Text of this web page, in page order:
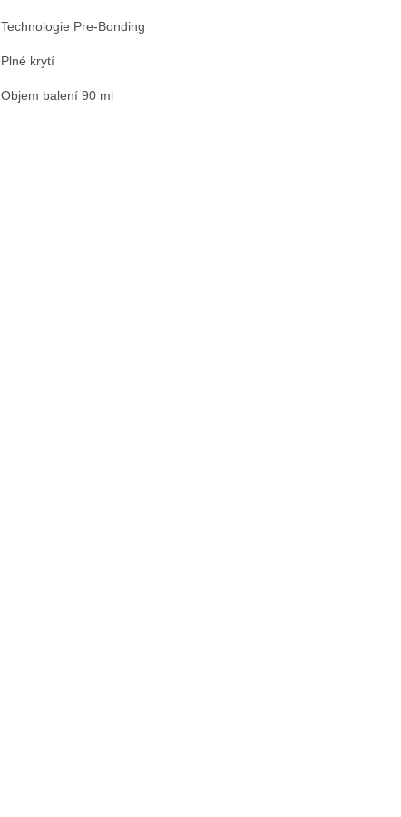
Technologie Pre-Bonding
Plné krytí
Objem balení 90 ml